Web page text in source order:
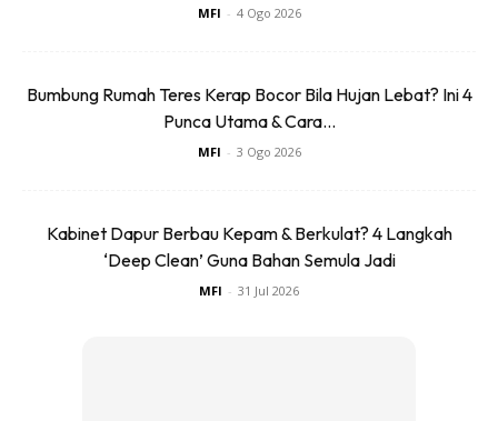
MFI - 4 Ogo 2026
Bumbung Rumah Teres Kerap Bocor Bila Hujan Lebat? Ini 4
Punca Utama & Cara...
MFI - 3 Ogo 2026
Kabinet Dapur Berbau Kepam & Berkulat? 4 Langkah
‘Deep Clean’ Guna Bahan Semula Jadi
MFI - 31 Jul 2026